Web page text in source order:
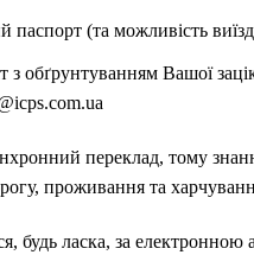
(та можливість
обґрунтуванням Вашої
переклад, тому
проживання та
будь ласка, за електронною